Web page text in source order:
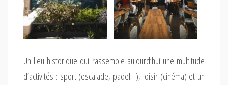
Un lieu historique qui rassemble aujourd’hui une multitude
d’activités : sport (escalade, padel…), loisir (cinéma) et un